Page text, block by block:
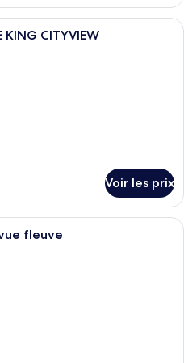
Une chambre d’hôtel avec un
KING CITYVIEW
Voir les prix
Une chambre d’hôtel avec vue sur
fleuve